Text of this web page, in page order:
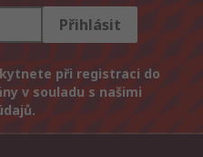
Přihlásit
při registraci do
v souladu s našimi